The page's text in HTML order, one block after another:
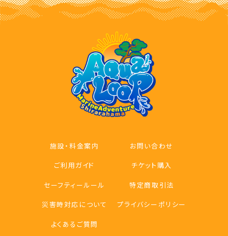
施設・料金案内
ご利用ガイド
セーフティールール
災害時対応について
よくあるご質問
お問い合わせ
チケット購入
特定商取引法
プライバシーポリシー